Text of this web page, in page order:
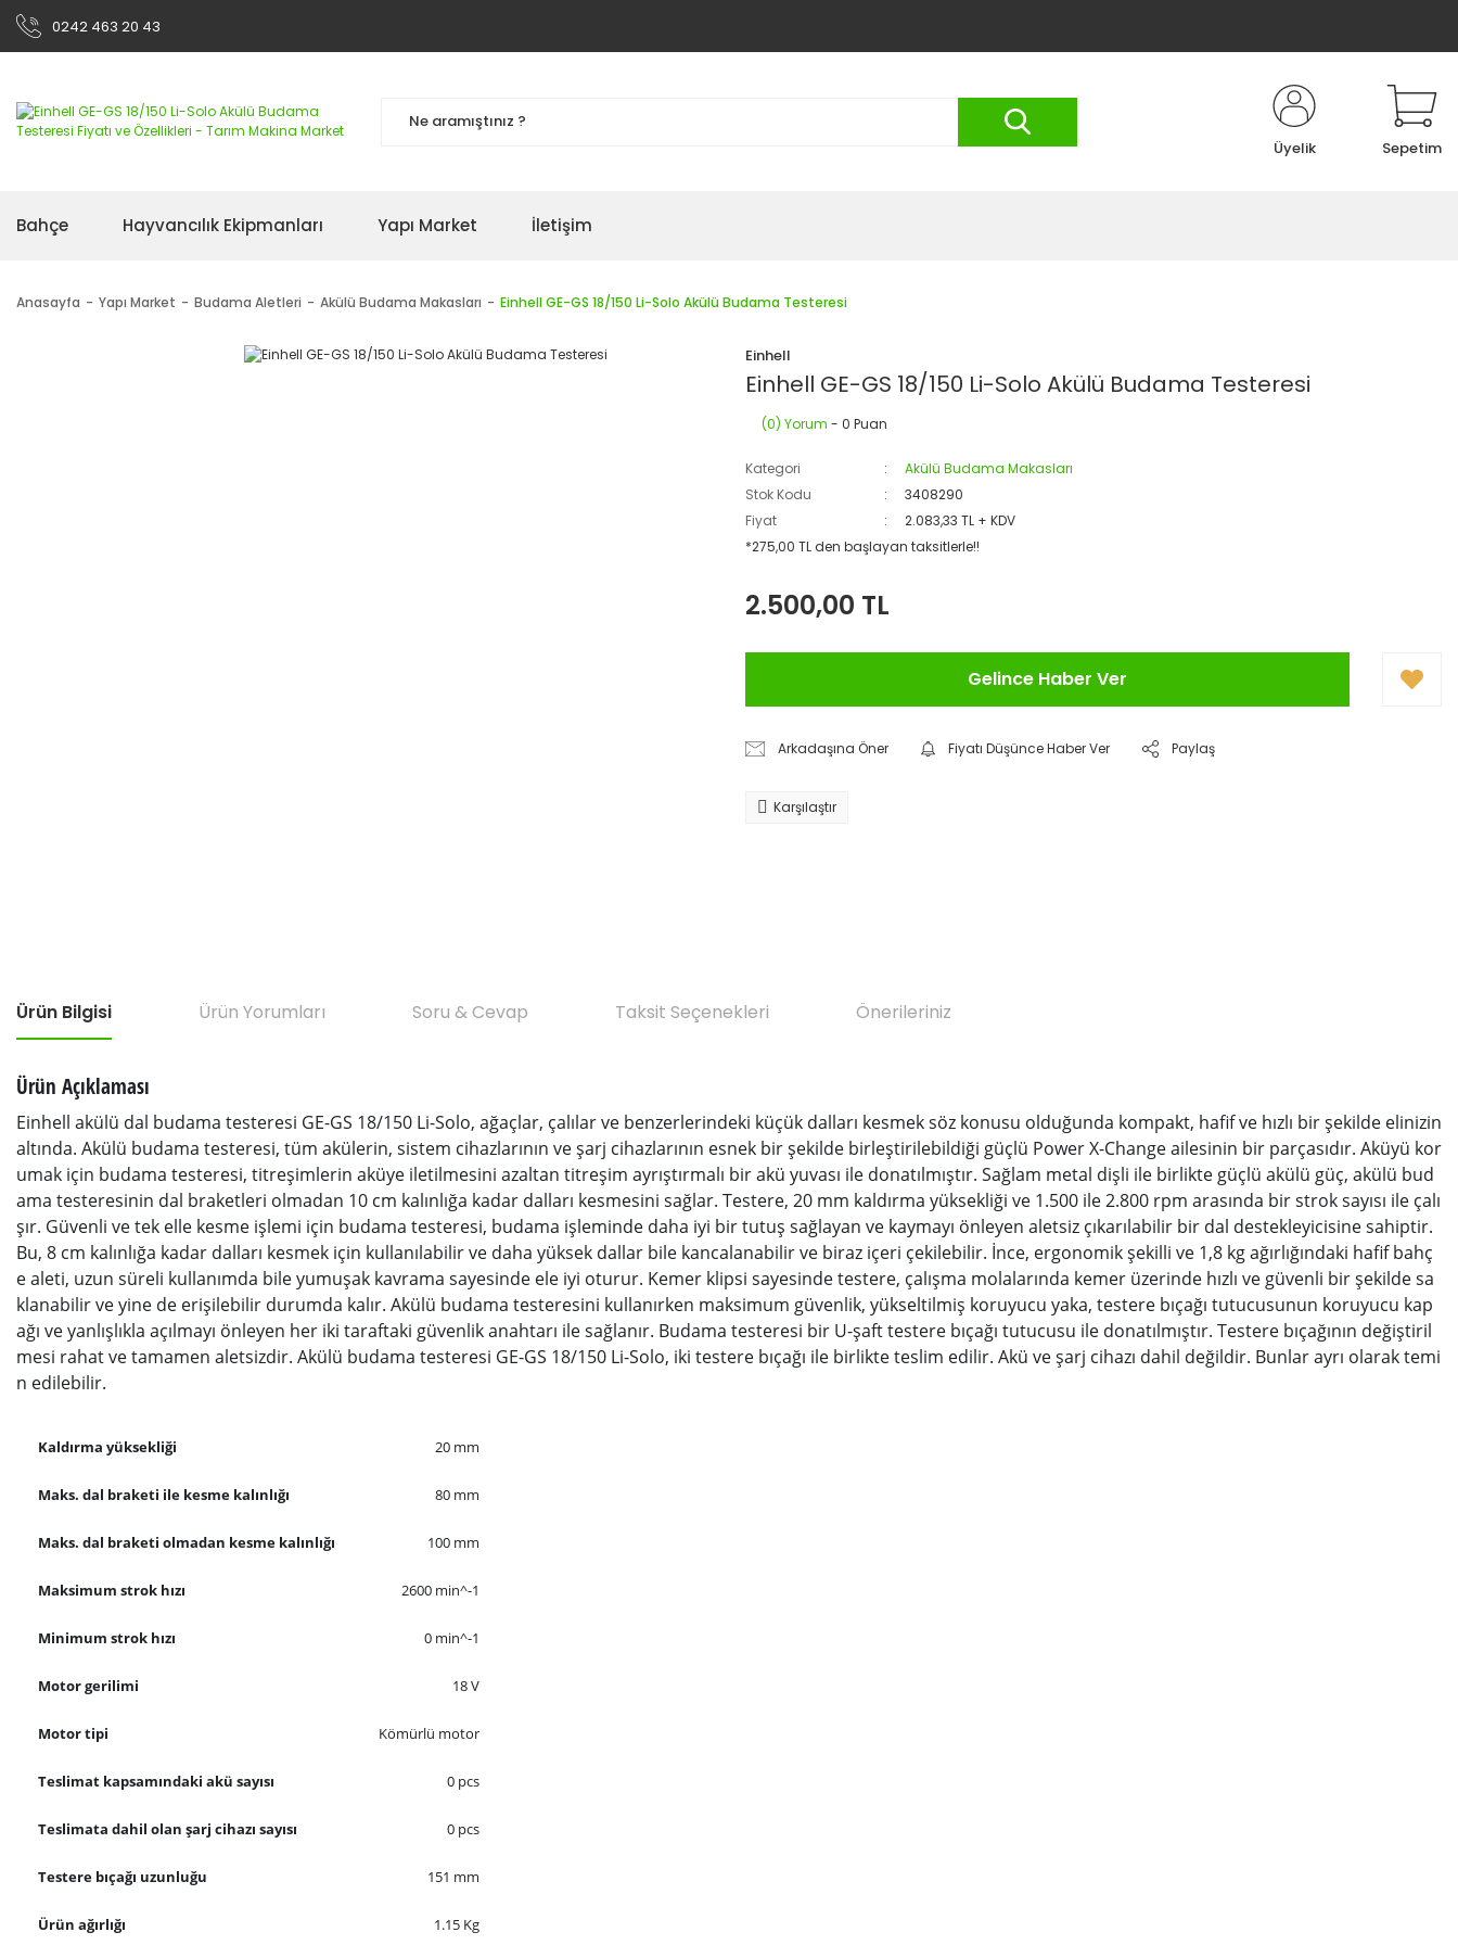
0242 463 20 43
Üyelik Sepetim
Bahçe Hayvancılık Ekipmanları Yapı Market İletişim
Anasayfa Yapı Market Budama Aletleri Akülü Budama Makasları Einhell GE-GS 18/150 Li-Solo Akülü Budama Testeresi
Einhell
Einhell GE-GS 18/150 Li-Solo Akülü Budama Testeresi
(0) Yorum - 0 Puan
Kategori
Akülü Budama Makasları
Stok Kodu
3408290
Fiyat
2.083,33 TL + KDV
*275,00 TL den başlayan taksitlerle!!
2.500,00 TL
Gelince Haber Ver
Arkadaşına Öner Fiyatı Düşünce Haber Ver Paylaş
Karşılaştır
Ürün Bilgisi Ürün Yorumları Soru & Cevap Taksit Seçenekleri Önerileriniz
Ürün Açıklaması
Einhell akülü dal budama testeresi GE-GS 18/150 Li-Solo, ağaçlar, çalılar ve benzerlerindeki küçük dalları kesmek söz konusu olduğunda kompakt, hafif ve hızlı bir şekilde elinizin
altında. Akülü budama testeresi, tüm akülerin, sistem cihazlarının ve şarj cihazlarının esnek bir şekilde birleştirilebildiği güçlü Power X-Change ailesinin bir parçasıdır. Aküyü kor
umak için budama testeresi, titreşimlerin aküye iletilmesini azaltan titreşim ayrıştırmalı bir akü yuvası ile donatılmıştır. Sağlam metal dişli ile birlikte güçlü akülü güç, akülü bud
ama testeresinin dal braketleri olmadan 10 cm kalınlığa kadar dalları kesmesini sağlar. Testere, 20 mm kaldırma yüksekliği ve 1.500 ile 2.800 rpm arasında bir strok sayısı ile çalı
şır. Güvenli ve tek elle kesme işlemi için budama testeresi, budama işleminde daha iyi bir tutuş sağlayan ve kaymayı önleyen aletsiz çıkarılabilir bir dal destekleyicisine sahiptir.
Bu, 8 cm kalınlığa kadar dalları kesmek için kullanılabilir ve daha yüksek dallar bile kancalanabilir ve biraz içeri çekilebilir. İnce, ergonomik şekilli ve 1,8 kg ağırlığındaki hafif bahç
e aleti, uzun süreli kullanımda bile yumuşak kavrama sayesinde ele iyi oturur. Kemer klipsi sayesinde testere, çalışma molalarında kemer üzerinde hızlı ve güvenli bir şekilde sa
klanabilir ve yine de erişilebilir durumda kalır. Akülü budama testeresini kullanırken maksimum güvenlik, yükseltilmiş koruyucu yaka, testere bıçağı tutucusunun koruyucu kap
ağı ve yanlışlıkla açılmayı önleyen her iki taraftaki güvenlik anahtarı ile sağlanır. Budama testeresi bir U-şaft testere bıçağı tutucusu ile donatılmıştır. Testere bıçağının değiştiril
mesi rahat ve tamamen aletsizdir. Akülü budama testeresi GE-GS 18/150 Li-Solo, iki testere bıçağı ile birlikte teslim edilir. Akü ve şarj cihazı dahil değildir. Bunlar ayrı olarak temi
n edilebilir.
Kaldırma yüksekliği 20 mm
Maks. dal braketi ile kesme kalınlığı 80 mm
Maks. dal braketi olmadan kesme kalınlığı 100 mm
Maksimum strok hızı 2600 min^-1
Minimum strok hızı 0 min^-1
Motor gerilimi 18 V
Motor tipi Kömürlü motor
Teslimat kapsamındaki akü sayısı 0 pcs
Teslimata dahil olan şarj cihazı sayısı 0 pcs
Testere bıçağı uzunluğu 151 mm
Ürün ağırlığı 1.15 Kg